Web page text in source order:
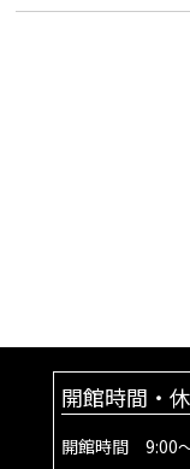
開館時間・
開館時間 9:00